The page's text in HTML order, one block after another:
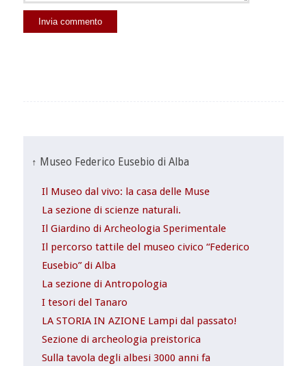
↑ Museo Federico Eusebio di Alba
Il Museo dal vivo: la casa delle Muse
La sezione di scienze naturali.
Il Giardino di Archeologia Sperimentale
Il percorso tattile del museo civico “Federico
Eusebio” di Alba
La sezione di Antropologia
I tesori del Tanaro
LA STORIA IN AZIONE Lampi dal passato!
Sezione di archeologia preistorica
Sulla tavola degli albesi 3000 anni fa